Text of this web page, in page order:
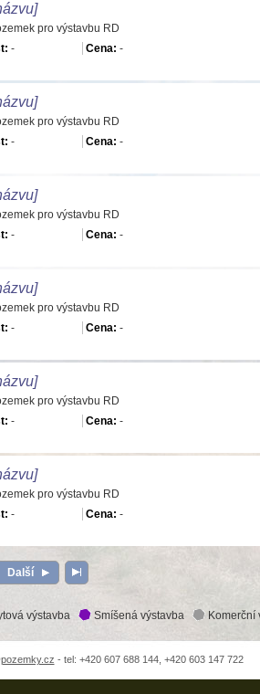
pro výstavbu RD
- Cena: -
pro výstavbu RD
- Cena: -
pro výstavbu RD
- Cena: -
pro výstavbu RD
- Cena: -
pro výstavbu RD
- Cena: -
pro výstavbu RD
- Cena: -
Další
výstavba Smíšená výstavba Komerční
- tel: +420 607 688 144, +420 603 147 722